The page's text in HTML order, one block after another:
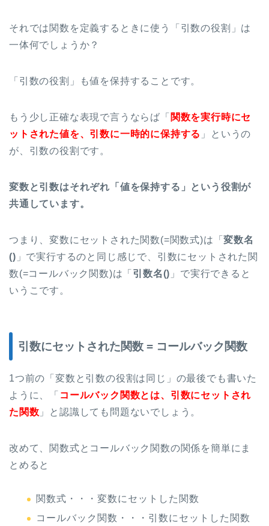
それでは関数を定義するときに使う「引数の役割」は
一体何でしょうか？
「引数の役割」も値を保持することです。
もう少し正確な表現で言うならば「 関数を実行時にセ
ットされた値を、引数に一時的に保持する 」というの
が、引数の役割です。
変数と引数はそれぞれ「値を保持する」という役割が
共通しています。
つまり、変数にセットされた関数(=関数式)は「変数名
() 」で実行するのと同じ感じで、引数にセットされた関
数(=コールバック関数)は「 引数名() 」で実行できると
いうこです。
引数にセットされた関数 = コールバック関数
1つ前の「変数と引数の役割は同じ」の最後でも書いた
ように、「 コールバック関数とは、引数にセットされ
た関数 」と認識しても問題ないでしょう。
改めて、関数式とコールバック関数の関係を簡単にま
とめると
関数式・・・変数にセットした関数
コールバック関数・・・引数にセットした関数